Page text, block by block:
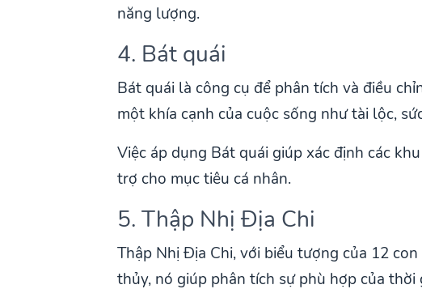
năng lượng.
4. Bát quái
Bát quái là công cụ để phân tích và điều
một khía cạnh của cuộc sống như tài lộc,
Việc áp dụng Bát quái giúp xác định các
trợ cho mục tiêu cá nhân.
5. Thập Nhị Địa Chi
Thập Nhị Địa Chi, với biểu tượng của 12
thủy, nó giúp phân tích sự phù hợp của